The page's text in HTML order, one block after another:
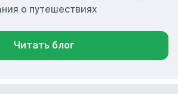
о путешествиях
Читать блог